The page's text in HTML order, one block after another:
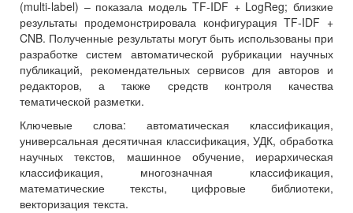
(multi-label) – показала модель TF-IDF + LogReg; близкие
результаты продемонстрировала конфигурация TF-IDF +
CNB. Полученные результаты могут быть использованы при
разработке систем автоматической рубрикации научных
публикаций, рекомендательных сервисов для авторов и
редакторов, а также средств контроля качества
тематической разметки.
Ключевые слова: автоматическая классификация,
универсальная десятичная классификация, УДК, обработка
научных текстов, машинное обучение, иерархическая
классификация, многозначная классификация,
математические тексты, цифровые библиотеки,
векторизация текста.